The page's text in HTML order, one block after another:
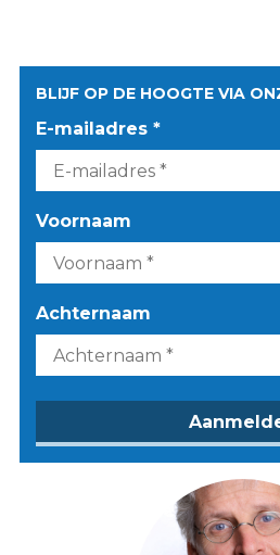
BLIJF OP DE HOOGTE VIA
E-mailadres *
Voornaam
Achternaam